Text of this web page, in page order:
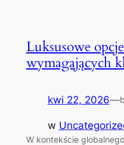
Luksusowe
wymagających
kwi 22, 2026—
w
W kontekście